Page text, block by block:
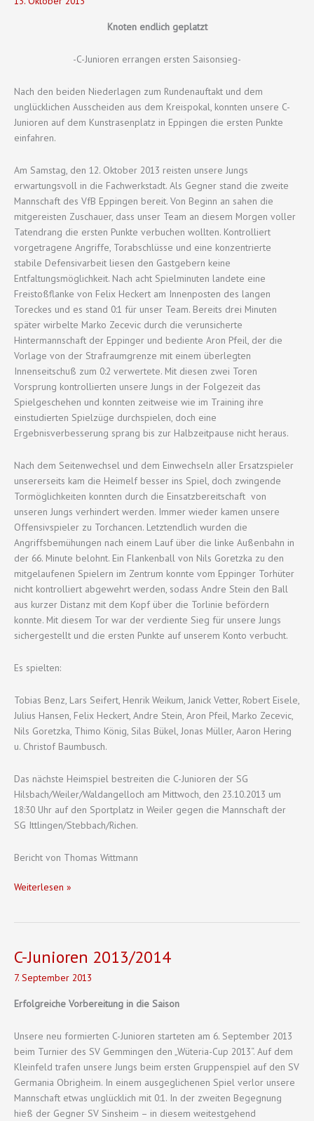
Knoten endlich geplatzt
-C-Junioren errangen ersten Saisonsieg-
Nach den beiden Niederlagen zum Rundenauftakt und dem
unglücklichen Ausscheiden aus dem Kreispokal, konnten unsere C-
Junioren auf dem Kunstrasenplatz in Eppingen die ersten Punkte
einfahren.
Am Samstag, den 12. Oktober 2013 reisten unsere Jungs
erwartungsvoll in die Fachwerkstadt. Als Gegner stand die zweite
Mannschaft des VfB Eppingen bereit. Von Beginn an sahen die
mitgereisten Zuschauer, dass unser Team an diesem Morgen voller
Tatendrang die ersten Punkte verbuchen wollten. Kontrolliert
vorgetragene Angriffe, Torabschlüsse und eine konzentrierte
stabile Defensivarbeit liesen den Gastgebern keine
Entfaltungsmöglichkeit. Nach acht Spielminuten landete eine
Freistoßflanke von Felix Heckert am Innenposten des langen
Toreckes und es stand 0:1 für unser Team. Bereits drei Minuten
später wirbelte Marko Zecevic durch die verunsicherte
Hintermannschaft der Eppinger und bediente Aron Pfeil, der die
Vorlage von der Strafraumgrenze mit einem überlegten
Innenseitschuß zum 0:2 verwertete. Mit diesen zwei Toren
Vorsprung kontrollierten unsere Jungs in der Folgezeit das
Spielgeschehen und konnten zeitweise wie im Training ihre
einstudierten Spielzüge durchspielen, doch eine
Ergebnisverbesserung sprang bis zur Halbzeitpause nicht heraus.
Nach dem Seitenwechsel und dem Einwechseln aller Ersatzspieler
unsererseits kam die Heimelf besser ins Spiel, doch zwingende
Tormöglichkeiten konnten durch die Einsatzbereitschaft von
unseren Jungs verhindert werden. Immer wieder kamen unsere
Offensivspieler zu Torchancen. Letztendlich wurden die
Angriffsbemühungen nach einem Lauf über die linke Außenbahn in
der 66. Minute belohnt. Ein Flankenball von Nils Goretzka zu den
mitgelaufenen Spielern im Zentrum konnte vom Eppinger Torhüter
nicht kontrolliert abgewehrt werden, sodass Andre Stein den Ball
aus kurzer Distanz mit dem Kopf über die Torlinie befördern
konnte. Mit diesem Tor war der verdiente Sieg für unsere Jungs
sichergestellt und die ersten Punkte auf unserem Konto verbucht.
Es spielten:
Tobias Benz, Lars Seifert, Henrik Weikum, Janick Vetter, Robert Eisele,
Julius Hansen, Felix Heckert, Andre Stein, Aron Pfeil, Marko Zecevic,
Nils Goretzka, Thimo König, Silas Bükel, Jonas Müller, Aaron Hering
u. Christof Baumbusch.
Das nächste Heimspiel bestreiten die C-Junioren der SG
Hilsbach/Weiler/Waldangelloch am Mittwoch, den 23.10.2013 um
18:30 Uhr auf den Sportplatz in Weiler gegen die Mannschaft der
SG Ittlingen/Stebbach/Richen.
Bericht von Thomas Wittmann
C-
Weiterlesen »
C-Junioren 2013/2014
7. September 2013
Erfolgreiche Vorbereitung in die Saison
Unsere neu formierten C-Junioren starteten am 6. September 2013
beim Turnier des SV Gemmingen den „Wüteria-Cup 2013“. Auf dem
Kleinfeld trafen unsere Jungs beim ersten Gruppenspiel auf den SV
Germania Obrigheim. In einem ausgeglichenen Spiel verlor unsere
Mannschaft etwas unglücklich mit 0:1. In der zweiten Begegnung
hieß der Gegner SV Sinsheim – in diesem weitestgehend